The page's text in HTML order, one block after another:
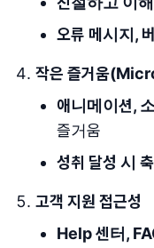
오류 메시지,
작은 즐거움
애니메이션,
즐거움
성취 달성 시
고객 지원 접근성
Help 센터,